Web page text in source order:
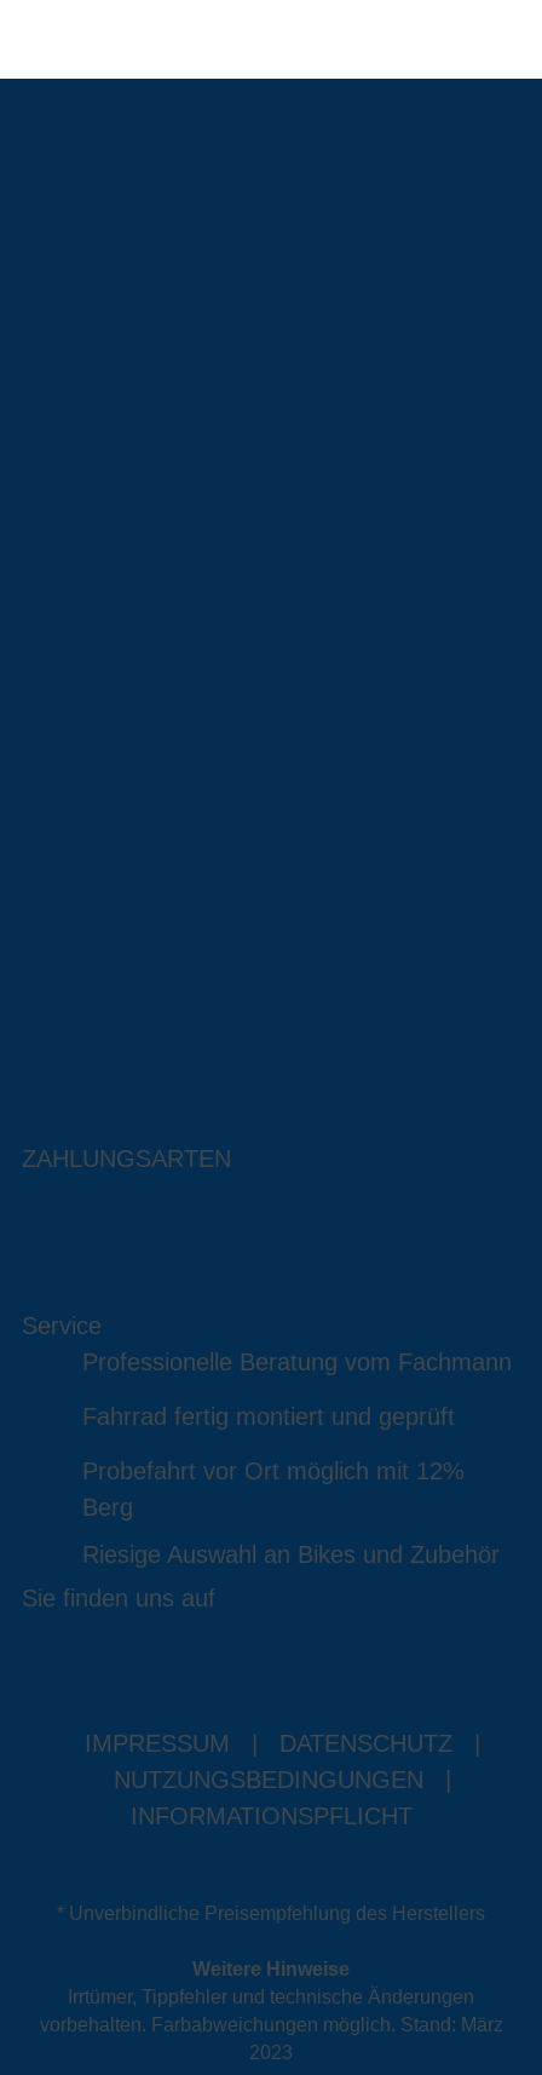
ZAHLUNGSARTEN
Service
Professionelle Beratung vom Fachmann
Fahrrad fertig montiert und geprüft
Probefahrt vor Ort möglich mit 12%
Berg
Riesige Auswahl an Bikes und Zubehör
Sie finden uns auf
IMPRESSUM DATENSCHUTZ
NUTZUNGSBEDINGUNGEN
INFORMATIONSPFLICHT
* Unverbindliche Preisempfehlung des Herstellers
Weitere Hinweise
Irrtümer, Tippfehler und technische Änderungen
vorbehalten. Farbabweichungen möglich. Stand: März
2023